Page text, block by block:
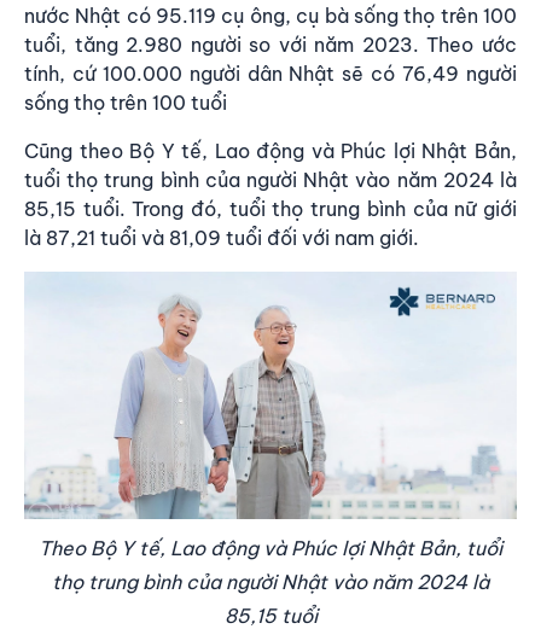
nước Nhật có 95.119 cụ ông, cụ bà sống thọ trên 100
tuổi, tăng 2.980 người so với năm 2023. Theo ước
tính, cứ 100.000 người dân Nhật sẽ có 76,49 người
sống thọ trên 100 tuổi
Cũng theo Bộ Y tế, Lao động và Phúc lợi Nhật Bản,
tuổi thọ trung bình của người Nhật vào năm 2024 là
85,15 tuổi. Trong đó, tuổi thọ trung bình của nữ giới
là 87,21 tuổi và 81,09 tuổi đối với nam giới.
Theo Bộ Y tế, Lao động và Phúc lợi Nhật Bản, tuổi
thọ trung bình của người Nhật vào năm 2024 là
85,15 tuổi